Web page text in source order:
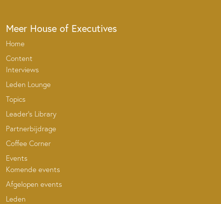
Meer House of Executives
Home
Content
Interviews
Leden Lounge
Topics
Leader’s Library
Partnerbijdrage
Coffee Corner
Events
Komende events
Afgelopen events
Leden